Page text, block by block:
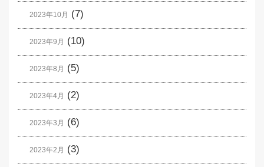
2023年10月 (7)
2023年9月 (10)
2023年8月 (5)
2023年4月 (2)
2023年3月 (6)
2023年2月 (3)